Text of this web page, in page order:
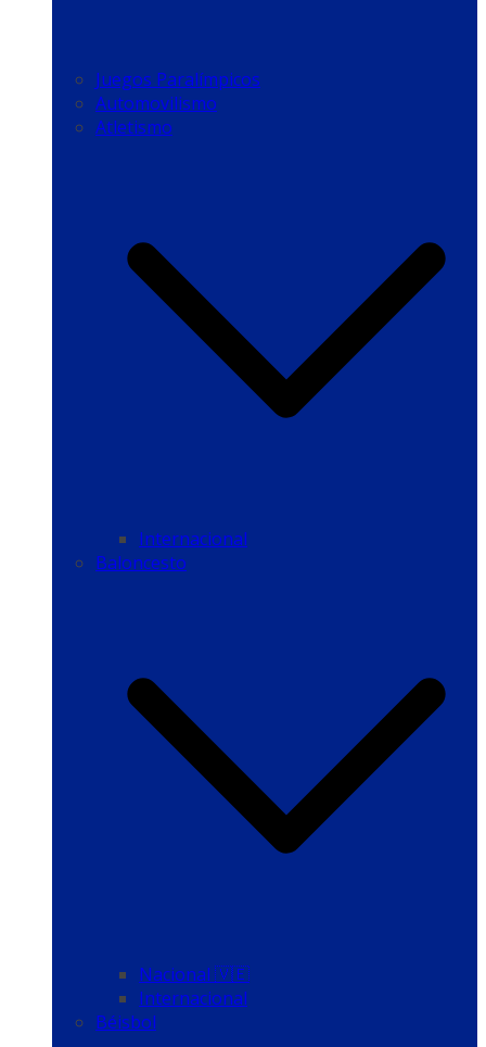
Juegos Paralímpicos
Automovilismo
Atletismo
Internacional
Baloncesto
Nacional 🇻🇪
Internacional
Béisbol